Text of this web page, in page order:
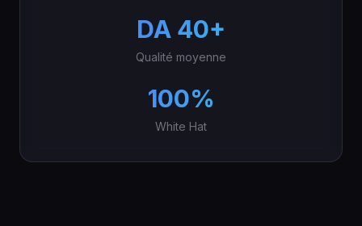
DA 40+
Qualité moyenne
100%
White Hat